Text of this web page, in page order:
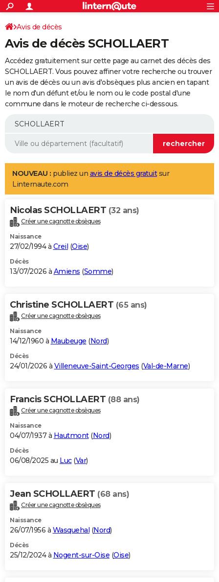
ACTUALITÉS
Politique
Société
Faits Divers
Education
Monde
Villes
+
SPORT
Coupe du monde 2026
Football
Tennis
Cyclisme
Rugby
Forum
Programme TV
TNT
Streaming
Cinéma
Sorties cinéma
Musique
+
FINANCE
Impôts
Immobilier
Risques naturels par ville
Banque
Assurance
Crédit
AUTO
Essais
Réserver un essai
Citadines
Berlines
SUV
Forum auto
+
Mobiles
Meilleur smartphone
Internet
Ordinateurs
Jeux vidéo
Guide high-tech
Aménagement intérieur
LIFESTYLE
Art de vivre
Bien-être
Loisirs
Mode
Modes de vie
Alimentation
Guide de la santé
Maladies
Médicaments
Sommeil
VOYAGE
Destinations
City break
Voyage nature
Voyage de noces
Forum
Climat
+PHOTO
GUIDES D'ACHAT
BONS PLANS
Carte de Noël
Carte Bonne année
Carte Saint-Valentin
Carte Pâques
Carte d'anniversaire
DICTIONNAIRE
Dictionnaire
Biographies
Citations
Expressions
Proverbes
PROGRAMME TV
S'inscrire
Se connecter
Lycées
Collèges
Primaires
Universités
Entreprises
Service militaire
Avis de recherche
AVIS DE DÉCÈS
Bricolage
Lifestyle
Culture
Sport
Auto
Television
Voyage
Cinema
Avis de décès
Avis de décès SCHOLLAERT
Accédez gratuitement sur cette page au carnet des décès des
SCHOLLAERT. Vous pouvez affiner votre recherche ou trouver
un avis de décès ou un avis d'obsèques plus ancien en tapant
le nom d'un défunt et/ou le nom ou le code postal d'une
commune dans le moteur de recherche ci-dessous.
NOUVEAU : publiez un avis de décès gratuitsur
Linternaute.com
Nicolas SCHOLLAERT (32 ans)
Créer une cagnotte obsèques
Naissance
27/02/1994 à Creil (Oise)
Décès
13/07/2026 à Amiens (Somme)
Christine SCHOLLAERT (65 ans)
Créer une cagnotte obsèques
Naissance
14/12/1960 à Maubeuge (Nord)
Décès
24/01/2026 à Villeneuve-Saint-Georges (Val-de-Marne)
Francis SCHOLLAERT (88 ans)
Créer une cagnotte obsèques
Naissance
04/07/1937 à Hautmont(Nord)
Décès
06/08/2025 au Luc(Var)
Jean SCHOLLAERT (68 ans)
Créer une cagnotte obsèques
Naissance
26/07/1956 à Wasquehal (Nord)
Décès
25/12/2024 à Nogent-sur-Oise (Oise)